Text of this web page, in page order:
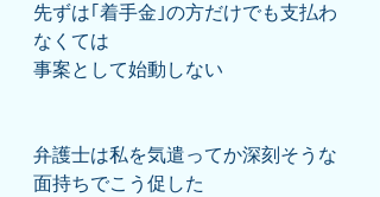
先ずは｢着手金｣の方だけでも支払わ
なくては
事案として始動しない
弁護士は私を気遣ってか深刻そうな
面持ちでこう促した